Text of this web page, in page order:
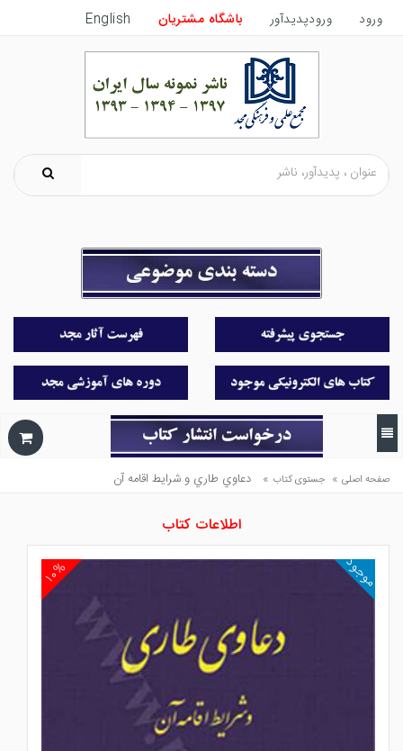
ورود ورودپدیدآور باشگاه مشتریان English
صفحه اصلی » جستوی کتاب » دعاوي طاري و شرايط اقامه آن
اطلاعات کتاب
۱۰% موجود